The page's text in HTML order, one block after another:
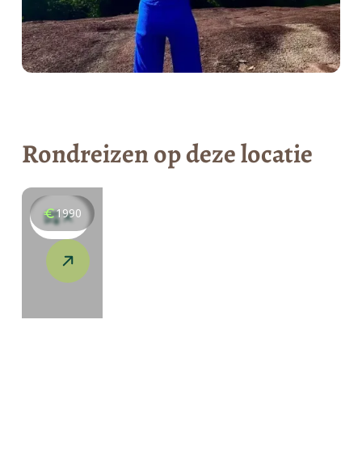
Rondreizen op deze locatie
1990